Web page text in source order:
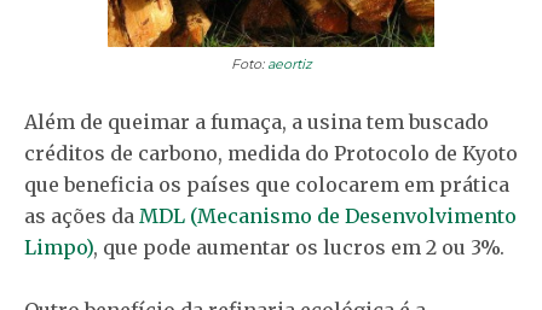
Foto: aeortiz
Além de queimar a fumaça, a usina tem buscado
créditos de carbono, medida do Protocolo de Kyoto
que beneficia os países que colocarem em prática
as ações da MDL (Mecanismo de Desenvolvimento
Limpo), que pode aumentar os lucros em 2 ou 3%.